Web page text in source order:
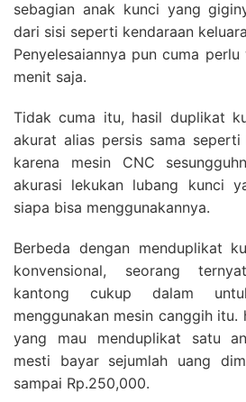
sebagian anak kunci yang
dari sisi seperti kendaraan
Penyelesaiannya pun cuma
menit saja.
Tidak cuma itu, hasil duplikat
akurat alias persis sama
karena mesin CNC
akurasi lekukan lubang kunci
siapa bisa menggunakannya.
Berbeda dengan menduplikat
konvensional, seorang
kantong cukup dalam
menggunakan mesin canggih itu.
yang mau menduplikat satu
mesti bayar sejumlah uang
sampai Rp.250,000.